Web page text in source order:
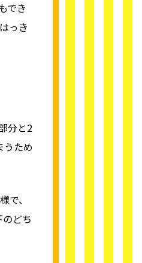
でき
っき
分と2
うため
で、
どち